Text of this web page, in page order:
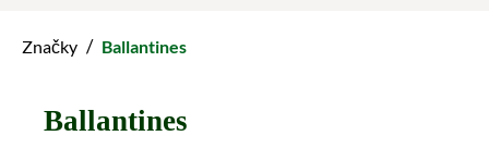
Značky / Ballantines
Ballantines